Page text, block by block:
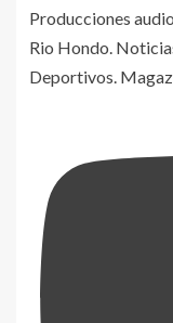
Producciones
Rio Hondo.
Deportivos.